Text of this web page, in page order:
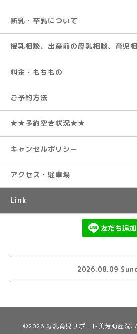
断乳・卒乳について
授乳相談、出産前の母乳相談、育児
料金・もちもの
ご予約方法
★★予約空き状況★★
キャンセルポリシー
アクセス・駐車場
Link
2026.08.09
©2026 母乳育児サポート美芳助産院.